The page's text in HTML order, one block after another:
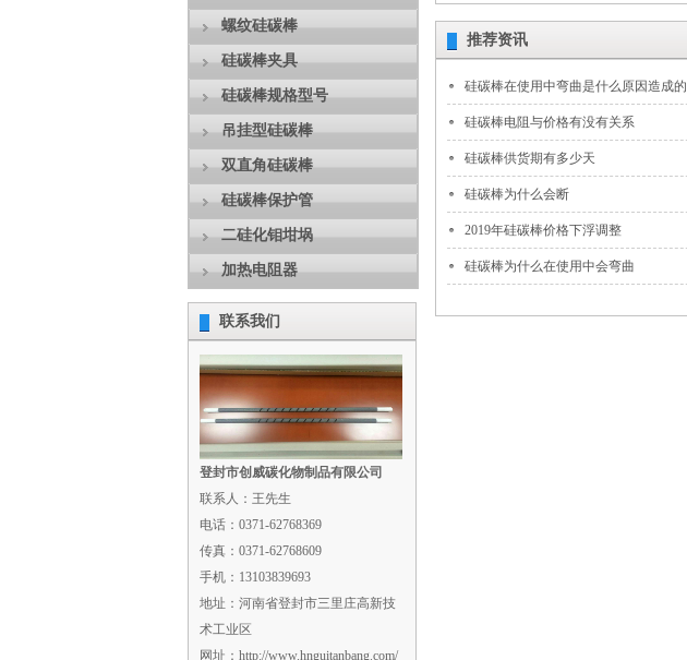
螺纹硅碳棒
硅碳棒夹具
硅碳棒规格型号
吊挂型硅碳棒
双直角硅碳棒
硅碳棒保护管
二硅化钼坩埚
加热电阻器
联系我们
登封市创威碳化物制品有限公司
联系人：王先生
电话：0371-62768369
传真：0371-62768609
手机：13103839693
地址：河南省登封市三里庄高新技
术工业区
网址：http://www.hnguitanbang.com/
推荐资讯
硅碳棒在使用中弯曲是什么原因造成的
硅碳棒电阻与价格有没有关系
硅碳棒供货期有多少天
硅碳棒为什么会断
2019年硅碳棒价格下浮调整
硅碳棒为什么在使用中会弯曲